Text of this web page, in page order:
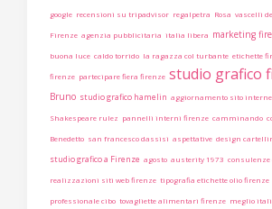
google recensioni su tripadvisor regalpetra Rosa vascelli
Firenze agenzia pubblicitaria italia libera marketing
buona luce caldo torrido la ragazza col turbante etichette
firenze partecipare fiera firenze studio grafico
Bruno studio grafico hamelin aggiornamento sito
Shakespeare rulez pannelli interni firenze camminando
Benedetto san francesco dassisi aspettative design
studio grafico a Firenze agosto austerity 1973
realizzazioni siti web firenze tipografia etichette olio firenze
professionale cibo tovagliette alimentari firenze meglio